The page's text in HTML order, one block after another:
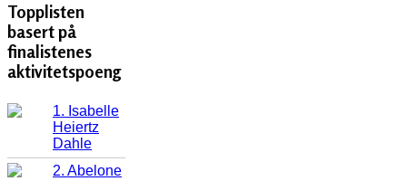
Topplisten
basert på
finalistenes
aktivitetspoeng
1. Isabelle
Heiertz
Dahle
2. Abelone